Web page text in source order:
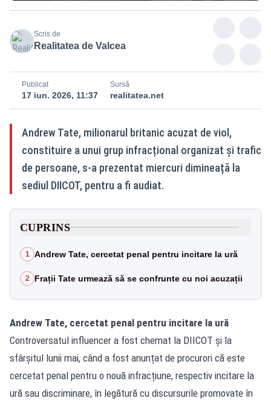
Scris de
Realitatea de Valcea
Publicat
17 iun. 2026, 11:37
Sursă
realitatea.net
Andrew Tate, milionarul britanic acuzat de viol,
constituire a unui grup infracțional organizat și trafic
de persoane, s-a prezentat miercuri dimineață la
sediul DIICOT, pentru a fi audiat.
CUPRINS
1 Andrew Tate, cercetat penal pentru incitare la ură
2 Frații Tate urmează să se confrunte cu noi acuzații
Andrew Tate, cercetat penal pentru incitare la ură
Controversatul influencer a fost chemat la DIICOT și la
sfârșitul lunii mai, când a fost anunțat de procurori că este
cercetat penal pentru o nouă infracțiune, respectiv incitare la
ură sau discriminare, în legătură cu discursurile promovate în